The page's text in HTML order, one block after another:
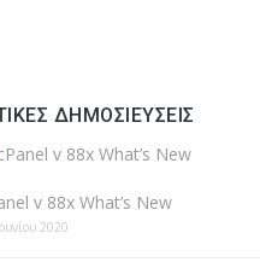
ΔΗΜΟΣΙΕΎΣΕΙΣ
v 88x What’s New
2020